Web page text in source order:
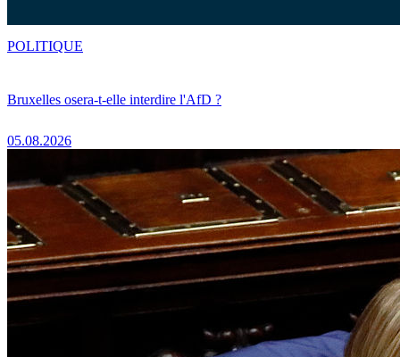
Bruxelles osera-t-elle interdire l'AfD ?
05.08.2026
POLITIQUE